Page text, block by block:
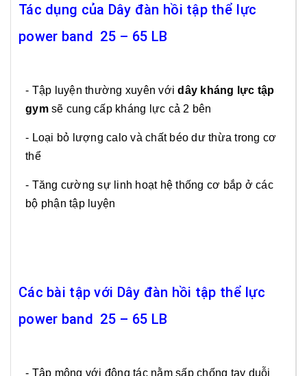
Tác dụng của Dây đàn hồi tập thể lực
power band 25 – 65 LB
- Tập luyện thường xuyên vớidây kháng lực tập
gymsẽ cung cấp kháng lực cả 2 bên
- Loại bỏ lượng calo và chất béo dư thừa trong cơ
thể
- Tăng cường sự linh hoạt hệ thống cơ bắp ở các
bộ phận tập luyện
Các bài tập với Dây đàn hồi tập thể lực
power band 25 – 65 LB
- Tập mông với động tác nằm sấp chống tay duỗi